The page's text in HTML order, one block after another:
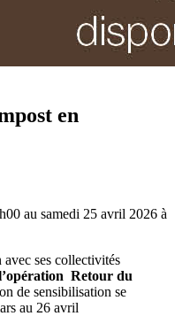
en
au samedi 25 avril 2026 à
ses collectivités
Retour du
de sensibilisation se
au 26 avril